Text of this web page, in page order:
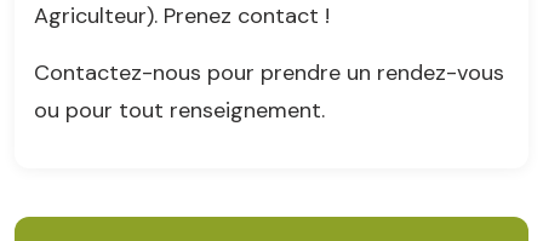
Agriculteur). Prenez contact !
Contactez-nous pour prendre un rendez-vous
ou pour tout renseignement.